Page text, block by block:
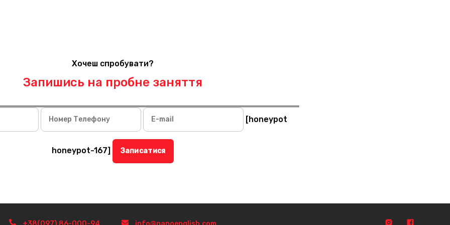
Хочеш спробувати?
Запишись на пробне заняття
Номер Телефону E-mail [honeypot
honeypot-167]
Alternative: